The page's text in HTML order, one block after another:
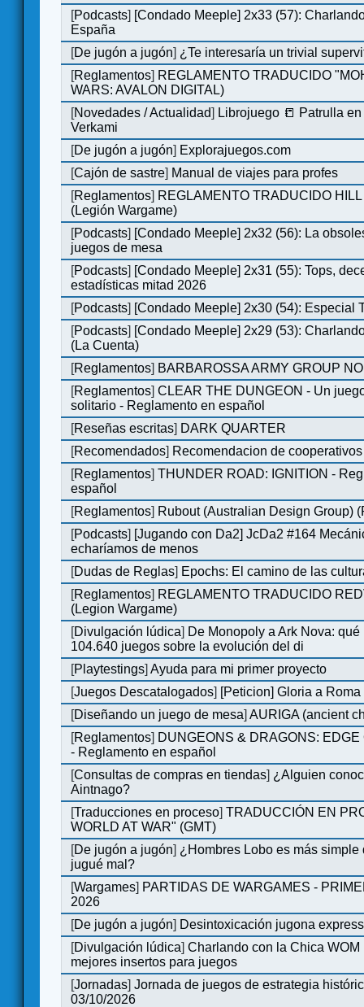
[Podcasts] [Condado Meeple] 2x33 (57):
España
[De jugón a jugón] ¿Te interesaría un trivial
[Reglamentos] REGLAMENTO TRADUCIDO
WARS: AVALON DIGITAL)
[Novedades / Actualidad] Librojuego 📒 Patrulla
Verkami
[De jugón a jugón] Explorajuegos.com
[Cajón de sastre] Manual de viajes para profes
[Reglamentos] REGLAMENTO TRADUCIDO
(Legión Wargame)
[Podcasts] [Condado Meeple] 2x32 (56): La
juegos de mesa
[Podcasts] [Condado Meeple] 2x31 (55): Tops,
estadísticas mitad 2026
[Podcasts] [Condado Meeple] 2x30 (54): Especial
[Podcasts] [Condado Meeple] 2x29 (53):
(La Cuenta)
[Reglamentos] BARBAROSSA ARMY GROUP
[Reglamentos]CLEAR THE DUNGEON - Un
solitario - Reglamento en español
[Reseñas escritas] DARK QUARTER
[Recomendados] Recomendacion de
[Reglamentos]THUNDER ROAD: IGNITION -
español
[Reglamentos] Rubout (Australian Design Group)
[Podcasts] [Jugando con Da2] JcDa2 #164
echaríamos de menos
[Dudas de Reglas] Epochs: El camino de las
[Reglamentos] REGLAMENTO TRADUCIDO
(Legion Wargame)
[Divulgación lúdica] De Monopoly a Ark Nova:
104.640 juegos sobre la evolución del di
[Playtestings]Ayuda para mi primer proyecto
[Juegos Descatalogados] [Peticion] Gloria a Roma
[Diseñando un juego de mesa]AURIGA (ancient
[Reglamentos] DUNGEONS & DRAGONS:
- Reglamento en español
[Consultas de compras en tiendas] ¿Alguien
Aintnago?
[Traducciones en proceso]TRADUCCIÓN EN
WORLD AT WAR" (GMT)
[De jugón a jugón] ¿Hombres Lobo es más simple
jugué mal?
[Wargames] PARTIDAS DE WARGAMES -
2026
[De jugón a jugón] Desintoxicación jugona express
[Divulgación lúdica]Charlando con la Chica WOM
mejores insertos para juegos
[Jornadas]Jornada de juegos de estrategia
03/10/2026